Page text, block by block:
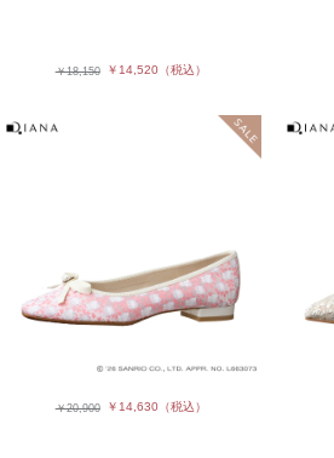
￥18,150 ￥14,520（税込）
￥20,900 ￥14,630（税込）